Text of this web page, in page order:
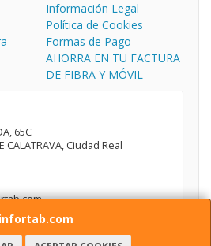
Información Legal
Política de Cookies
Formas de Pago
AHORRA EN TU FACTURA
DE FIBRA Y MÓVIL
65C
CALATRAVA, Ciudad Real